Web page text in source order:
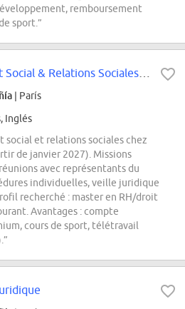
remboursement
sport.”
| París
Inglés
social et relations sociales chez
de janvier 2027). Missions
avec représentants du
individuelles, veille juridique
recherché : master en RH/droit
Avantages : compte
cours de sport, télétravail